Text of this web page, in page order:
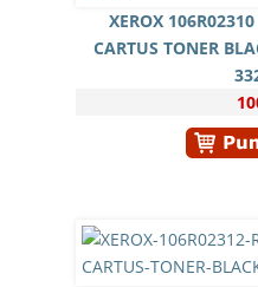
XEROX
CARTUS TONER